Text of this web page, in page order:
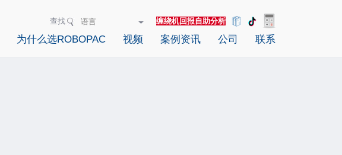
查找 缠绕机回报自助分析
为什么选ROBOPAC 视频 案例资讯 公司 联系